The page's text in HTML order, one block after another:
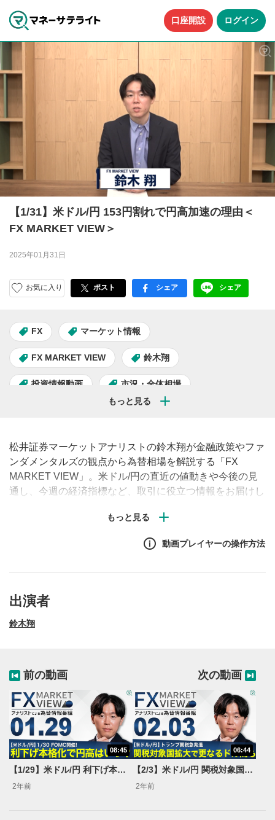
口座開設 ログイン
【1/31】米ドル/円 153円割れで円高加速の理由＜
FX MARKET VIEW＞
2025年01月31日
お気に入り ポスト facebook
シェア LINE
シェア
FX マーケット情報
FX MARKET VIEW 鈴木翔
投資情報動画 市況・全体相場
松井証券マーケットアナリストの鈴木翔が金融政策やファ
ンダメンタルズの観点から為替相場を解説する「FX
MARKET VIEW」。米ドル/円の直近の値動きや今後の見
通し、今週の経済指標など、取引に役立つ情報をお届けし
動画プレイヤーの操作方法
1
動画再生エリア
出演者
鈴木翔
前の動画
08:45
【1/29】米ドル/円 利下げ本格化で円高はいつ？＜FX MARKET VIEW＞
2年前
次の動画
06:44
【2/3】米ドル/円 関税対象国拡大で更なるドル高も＜FX MARKET VIEW＞
2年前